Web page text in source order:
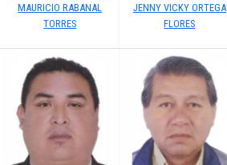
MAURICIO RABANAL
TORRES
JENNY VICKY ORTEGA
FLORES